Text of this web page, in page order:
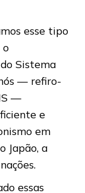
esse tipo
o
Sistema
— refiro-
—
e
em
Japão, a
essas